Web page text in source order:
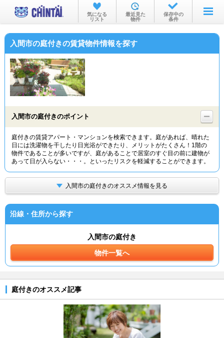
お部屋を探す
沿線・駅から
物件特集から
TOP
気になる
リスト
最近見た
物件
保存中の
条件
入間市の庭付きの賃貸物件情報を探す
入間市の庭付きのポイント
庭付きの賃貸アパート・マンションを検索できます。庭があれば、晴れた
日には洗濯物を干したり日光浴ができたり、メリットがたくさん！1階の
物件であることが多いですが、庭があることで居室のすぐ目の前に建物が
あって日が入らない・・・。といったリスクを軽減することができます。
入間市の庭付きのオススメ情報を見る
沿線・住所から探す
入間市の庭付き
物件一覧へ
庭付きのオススメ記事